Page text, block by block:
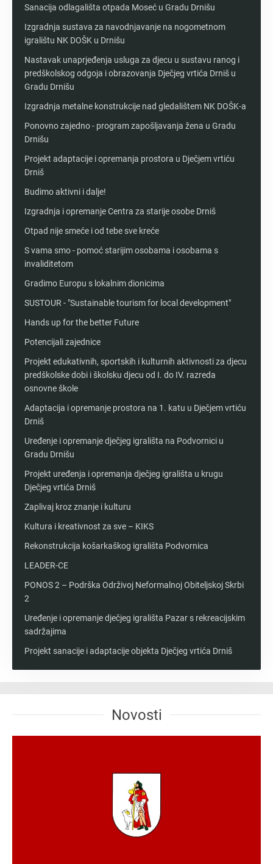
Sanacija odlagališta otpada Moseć u Gradu Drnišu
Izgradnja sustava za navodnjavanje na nogometnom
igralištu NK DOŠK u Drnišu
Nastavak unaprjeđenja usluga za djecu u sustavu ranog i
predškolskog odgoja i obrazovanja Dječjeg vrtića Drniš u
Gradu Drnišu
Izgradnja metalne konstrukcije nad gledalištem NK DOŠK-a
Ponovno zajedno - program zapošljavanja žena u Gradu
Drnišu
Projekt adaptacije i opremanja prostora u Dječjem vrtiću
Drniš
Budimo aktivni i dalje!
Izgradnja i opremanje Centra za starije osobe Drniš
Otpad nije smeće i od tebe sve kreće
S vama smo - pomoć starijim osobama i osobama s
invaliditetom
Gradimo Europu s lokalnim dionicima
SUSTOUR - "Sustainable tourism for local development"
Hands up for the better Future
Potencijali zajednice
Projekt edukativnih, sportskih i kulturnih aktivnosti za djecu
predškolske dobi i školsku djecu od I. do IV. razreda
osnovne škole
Adaptacija i opremanje prostora na 1. katu u Dječjem vrtiću
Drniš
Uređenje i opremanje dječjeg igrališta na Podvornici u
Gradu Drnišu
Projekt uređenja i opremanja dječjeg igrališta u krugu
Dječjeg vrtića Drniš
Zaplivaj kroz znanje i kulturu
Kultura i kreativnost za sve – KIKS
Rekonstrukcija košarkaškog igrališta Podvornica
LEADER-CE
PONOS 2 – Podrška Održivoj Neformalnoj Obiteljskoj Skrbi
2
Uređenje i opremanje dječjeg igrališta Pazar s rekreacijskim
sadržajima
Projekt sanacije i adaptacije objekta Dječjeg vrtića Drniš
Novosti